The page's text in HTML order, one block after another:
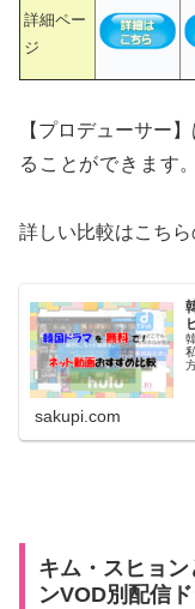
詳細ペー
ジ
【プロデューサー】
ることができます。
詳しい比較はこちら
sakupi.com
キム・スヒョ
ンVOD別配信